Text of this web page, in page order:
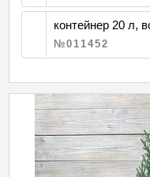
контейнер 20 л,
№011452